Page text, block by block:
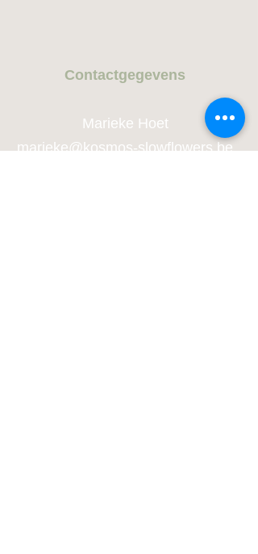
Contactgegevens
Marieke Hoet
marieke@kosmos-slowflowers.be